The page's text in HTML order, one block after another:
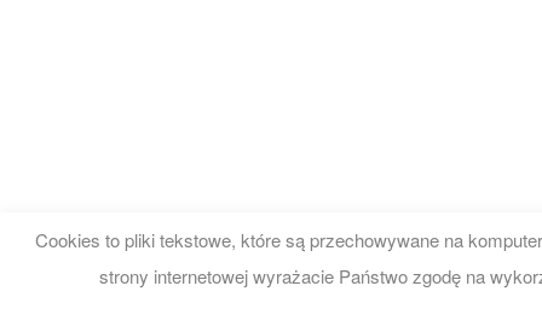
Cookies to pliki tekstowe, które są przechowywane na
strony internetowej wyrażacie Państwo zgodę na